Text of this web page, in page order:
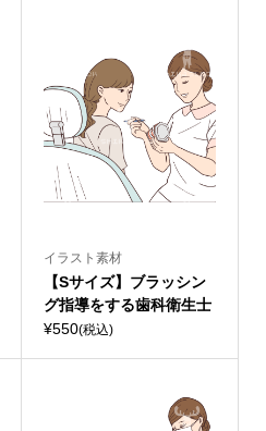
イラスト素材
【Sサイズ】ブラッシン
グ指導をする歯科衛生士
¥550(税込)